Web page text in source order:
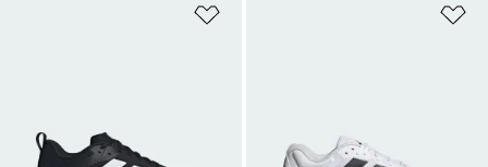
Ajouter à la Liste de produits